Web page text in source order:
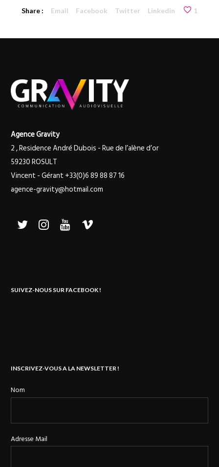
Share : Email Facebook Twitter Linkedin 1
Agence Gravity
2 , Residence André Dubois - Rue de l’alène d’or
59230 ROSULT
Vincent - Gérant +33(0)6 89 88 87 16
agence-gravity@hotmail.com
SUIVEZ-NOUS SUR FACEBOOK !
INSCRIVEZ-VOUS A LA NEWSLETTER !
Nom
Adresse Mail